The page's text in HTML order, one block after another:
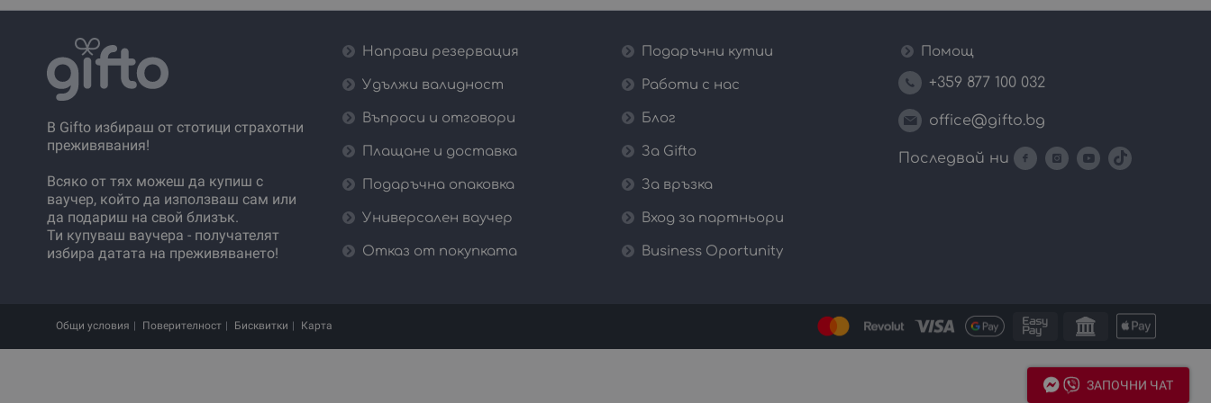
В Gifto избираш от стотици страхотни
преживявания!
Всяко от тях можеш да купиш с
ваучер, който да използваш сам или
да подариш на свой близък.
Ти купуваш ваучера - получателят
избира датата на преживяването!
Направи резервация
Удължи валидност
Въпроси и отговори
Плащане и доставка
Подаръчна опаковка
Универсален ваучер
Отказ от покупката
Подаръчни кутии
Работи с нас
Блог
За Gifto
За връзка
Вход за партньори
Business Oportunity
Помощ
+359 877 100 032
office@gifto.bg
Последвай ни
Общи условия Поверителност Бисквитки Карта
ЗАПОЧНИ ЧАТ